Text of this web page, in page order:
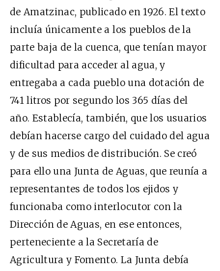
de Amatzinac, publicado en 1926. El texto
incluía únicamente a los pueblos de la
parte baja de la cuenca, que tenían mayor
dificultad para acceder al agua, y
entregaba a cada pueblo una dotación de
741 litros por segundo los 365 días del
año. Establecía, también, que los usuarios
debían hacerse cargo del cuidado del agua
y de sus medios de distribución. Se creó
para ello una Junta de Aguas, que reunía a
representantes de todos los ejidos y
funcionaba como interlocutor con la
Dirección de Aguas, en ese entonces,
perteneciente a la Secretaría de
Agricultura y Fomento. La Junta debía